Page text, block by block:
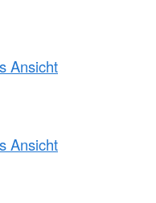
Ansicht
Ansicht